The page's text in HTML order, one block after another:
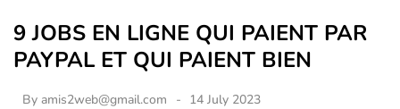
9 JOBS EN LIGNE QUI PAIENT PAR
PAYPAL ET QUI PAIENT BIEN
By amis2web@gmail.com 14 July 2023